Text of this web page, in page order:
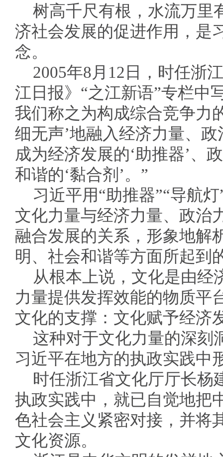
树高千尺有根，水流万里
济社会发展的促进作用，是
念。
2005年8月12日，时任浙
江日报》“之江新语”专栏中
我们称之为构成综合竞争力
细无声’地融入经济力量、
成为经济发展的‘助推器’、
和谐的‘黏合剂’。”
习近平用“助推器”“导航
文化力量与经济力量、政治
融合发展的关系，形象地解
明、社会和谐等方面所起到
从根本上说，文化是由经
力量提供发挥效能的物质平
文化的支撑：文化赋予经济
这种对于文化力量的深刻
习近平在地方的执政实践中
时任浙江省文化厅厅长杨
执政实践中，就已自觉地把
色社会主义紧密对接，并将
文化资源。